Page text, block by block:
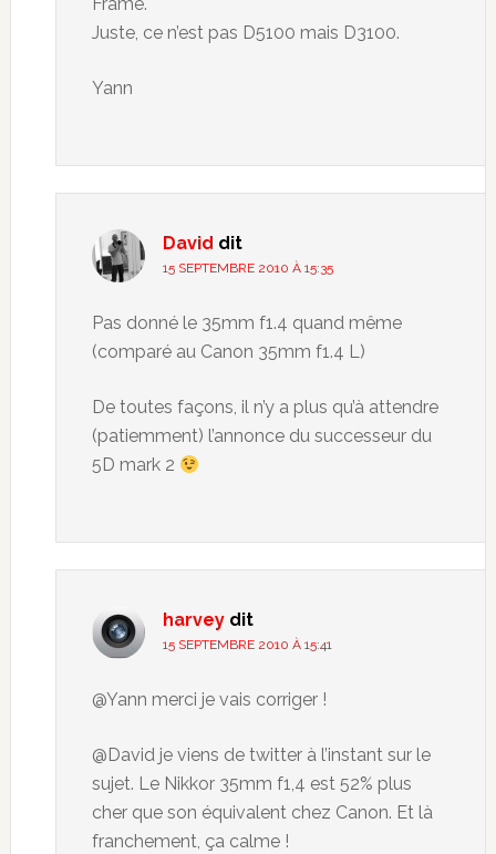
Juste, ce n’est pas D5100 mais D3100.
Yann
David dit
15 SEPTEMBRE 2010 À 15:35
Pas donné le 35mm f1.4 quand même
(comparé au Canon 35mm f1.4 L)
De toutes façons, il n’y a plus qu’à attendre
(patiemment) l’annonce du successeur du
5D mark 2
harvey dit
15 SEPTEMBRE 2010 À 15:41
@Yann merci je vais corriger !
@David je viens de twitter à l’instant sur le
sujet. Le Nikkor 35mm f1,4 est 52% plus
cher que son équivalent chez Canon. Et là
franchement, ça calme !